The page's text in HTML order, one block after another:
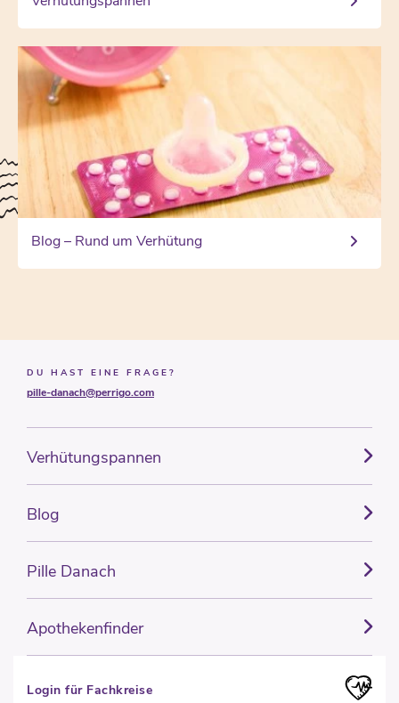
Blog – Rund um Verhütung
DU HAST EINE FRAGE?
pille-danach@perrigo.com
Verhütungspannen
Blog
Pille Danach
Apothekenfinder
Login für Fachkreise